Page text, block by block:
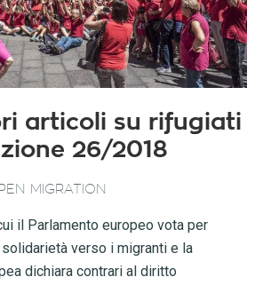
articoli su rifugiati
26/2018
MIGRATION
il Parlamento europeo vota per
verso i migranti e la
dichiara contrari al diritto